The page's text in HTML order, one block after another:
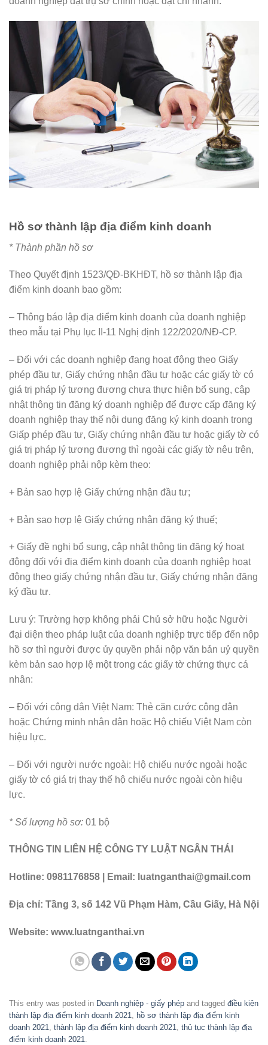
Hồ sơ thành lập địa điểm kinh doanh
* Thành phần hồ sơ
Theo Quyết định 1523/QĐ-BKHĐT, hồ sơ thành lập địa
điểm kinh doanh bao gồm:
– Thông báo lập địa điểm kinh doanh của doanh nghiệp
theo mẫu tại Phụ lục II-11 Nghị định 122/2020/NĐ-CP.
– Đối với các doanh nghiệp đang hoạt động theo Giấy
phép đầu tư, Giấy chứng nhận đầu tư hoặc các giấy tờ có
giá trị pháp lý tương đương chưa thực hiện bổ sung, cập
nhật thông tin đăng ký doanh nghiệp để được cấp đăng ký
doanh nghiệp thay thế nội dung đăng ký kinh doanh trong
Giấp phép đầu tư, Giấy chứng nhận đầu tư hoặc giấy tờ có
giá trị pháp lý tương đương thì ngoài các giấy tờ nêu trên,
doanh nghiệp phải nộp kèm theo:
+ Bản sao hợp lệ Giấy chứng nhận đầu tư;
+ Bản sao hợp lệ Giấy chứng nhận đăng ký thuế;
+ Giấy đề nghị bổ sung, cập nhật thông tin đăng ký hoạt
động đối với địa điểm kinh doanh của doanh nghiệp hoạt
động theo giấy chứng nhận đầu tư, Giấy chứng nhận đăng
ký đầu tư.
Lưu ý: Trường hợp không phải Chủ sở hữu hoặc Người
đại diện theo pháp luật của doanh nghiệp trực tiếp đến nộp
hồ sơ thì người được ủy quyền phải nộp văn bản uỷ quyền
kèm bản sao hợp lệ một trong các giấy tờ chứng thực cá
nhân:
– Đối với công dân Việt Nam: Thẻ căn cước công dân
hoặc Chứng minh nhân dân hoặc Hộ chiếu Việt Nam còn
hiệu lực.
– Đối với người nước ngoài: Hộ chiếu nước ngoài hoặc
giấy tờ có giá trị thay thế hộ chiếu nước ngoài còn hiệu
lực.
* Số lượng hồ sơ: 01 bộ
THÔNG TIN LIÊN HỆ CÔNG TY LUẬT NGÂN THÁI
Hotline: 0981176858 | Email: luatnganthai@gmail.com
Địa chỉ: Tầng 3, số 142 Vũ Phạm Hàm, Cầu Giấy, Hà Nội
Website: www.luatnganthai.vn
This entry was posted in Doanh nghiệp - giấy phép and tagged điều kiện
thành lập địa điểm kinh doanh 2021, hồ sơ thành lập địa điểm kinh
doanh 2021, thành lập địa điểm kinh doanh 2021, thủ tục thành lập địa
điểm kinh doanh 2021.